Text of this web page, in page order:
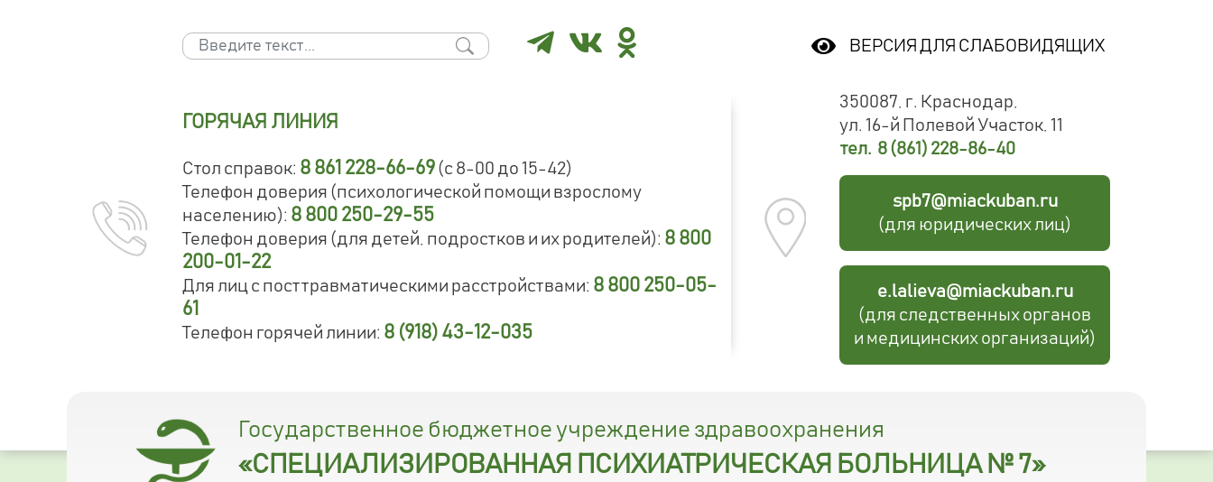
Поиск ВЕРСИЯ ДЛЯ СЛАБОВИДЯЩИХ
ГОРЯЧАЯ ЛИНИЯ
Стол справок: 8 861 228-66-69 (с 8-00 до 15-42)
Телефон доверия (психологической помощи взрослому
населению): 8 800 250-29-55
Телефон доверия (для детей, подростков и их родителей): 8 800
200-01-22
Для лиц с посттравматическими расстройствами: 8 800 250-05-
61
Телефон горячей линии: 8 (918) 43-12-035
350087, г. Краснодар,
ул. 16-й Полевой Участок, 11
тел. 8 (861) 228-86-40
spb7@miackuban.ru
(для юридических лиц)
e.lalieva@miackuban.ru
(для следственных органов
и медицинских организаций)
Государственное бюджетное учреждение здравоохранения
«СПЕЦИАЛИЗИРОВАННАЯ ПСИХИАТРИЧЕСКАЯ БОЛЬНИЦА № 7»